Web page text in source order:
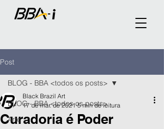
Post
BLOG - BBA <todos os posts>
Arte
BLOG - BBA <todos os posts>
Curadoria é Poder
Black Brazil Art
17 de mar. de 2021 5 min de leitura